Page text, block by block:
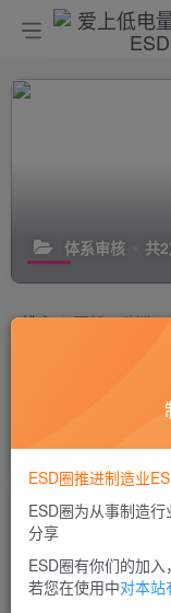
体系审核 共
排序 更新 浏览
ESD圈推进制造业
ESD圈为从事制造
分享
ESD圈有你们的加
若您在使用中对本站